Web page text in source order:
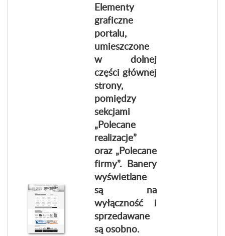
Elementy
graficzne
portalu,
umieszczone
w dolnej
części głównej
strony,
pomiędzy
sekcjami
„Polecane
realizacje”
oraz „Polecane
firmy”. Banery
wyświetlane
są na
wyłączność i
sprzedawane
są osobno.